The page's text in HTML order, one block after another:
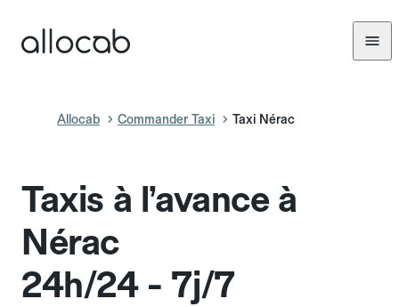
Allocab Commander Taxi Taxi Nérac
Taxis à l’avance à
Nérac
24h/24 - 7j/7